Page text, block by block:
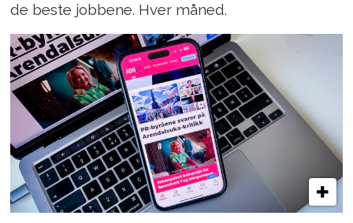
de beste jobbene. Hver måned.